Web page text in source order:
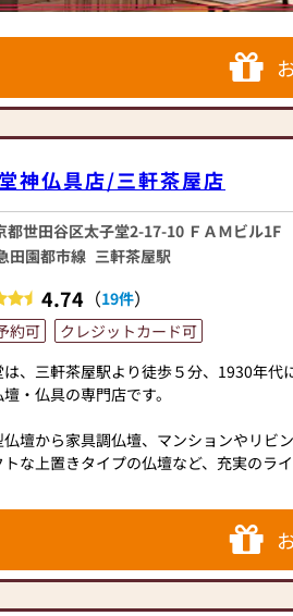
おります。ご自身、ご家族にあった供
ことや、お困りのことなどございまし
にご相談ください。店内にはお仏壇・お仏
線香・お念珠等、豊富にご用意しておりま
の組み合わせの中からお客様に合った
モク家具」との協同開発≫
はせがわは、日本を代表する家具メーカ
との協同開発で、現代の住宅にあった
っています。他にも国内の家具専門メーカ
壇コレクションがあり、祈る人と偲ぶ人
わ店舗サービスのご案内≫
予約(ページ内の「来店予約ボタン」か
を見た」とお伝えください)
はせがわの専門スタッフがご相談や商品
や仏具をお探しでしたら、ぜひお仏壇のは
さい。当店は幅広い品揃えとリーズナ
お迎えしています。
神仏具店/三軒茶屋店
都世田谷区太子堂2-17-10 ＦＡＭビル1F
田園都市線 三軒茶屋駅
4.74 （19件）
約可
クレジットカード可
は、三軒茶屋駅より徒歩５分、1930年代
・仏具の専門店です。
壇から家具調仏壇、マンションやリビ
トな上置きタイプの仏壇など、充実のラ
取り揃えております。
の修理やお念珠の修理も承っております。
ご来店を心よりお待ちしております。